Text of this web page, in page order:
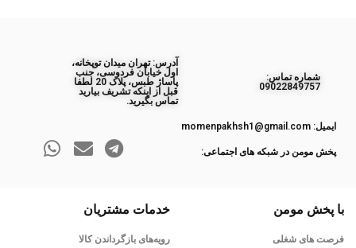
ﺷﻤﺎره ﺗﻤﺎس:
09022849757
آدرس: تهران میدان توپخانه،
اول خیابان فردوسی، جنب
پاساژ طبس، پلاک 20 لطفا
قبل از اینکه تشریف بیارید
تماس بگیرید.
ایمیل: momenpakhsh1@gmail.com
پخش مومن در شبکه های اجتماعی:
با پخش مومن
فرصت های شغلی
خدمات مشتریان
رویه‌های بازگرداندن کالا